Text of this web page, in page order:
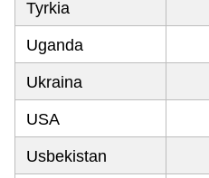
Tyrkia
Uganda
Ukraina
USA
Usbekistan